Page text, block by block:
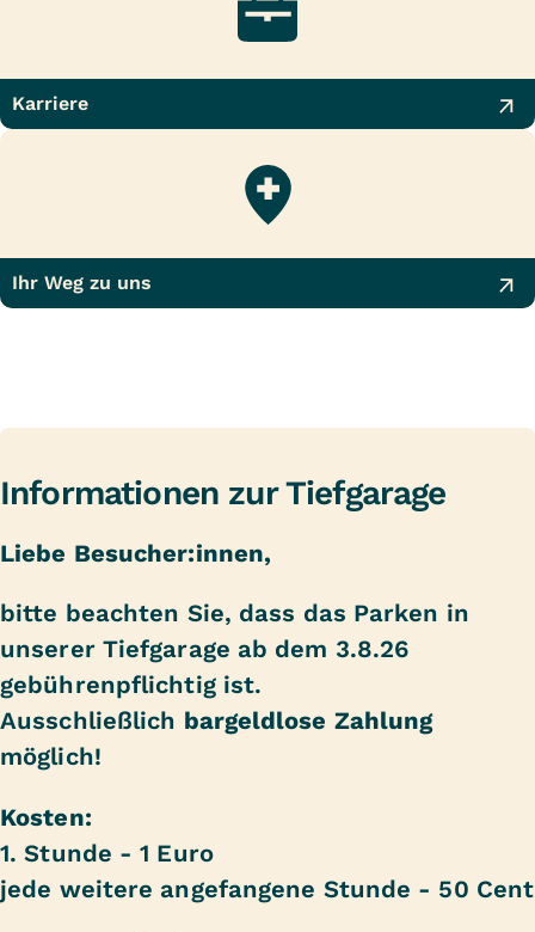
Karriere
Ihr Weg zu uns
Informationen zur Tiefgarage
Liebe Besucher:innen,
bitte beachten Sie, dass das Parken in
unserer Tiefgarage ab dem 3.8.26
gebührenpflichtig ist.
Ausschließlich bargeldlose Zahlung
möglich!
Kosten:
1. Stunde - 1 Euro
jede weitere angefangene Stunde - 50 Cent